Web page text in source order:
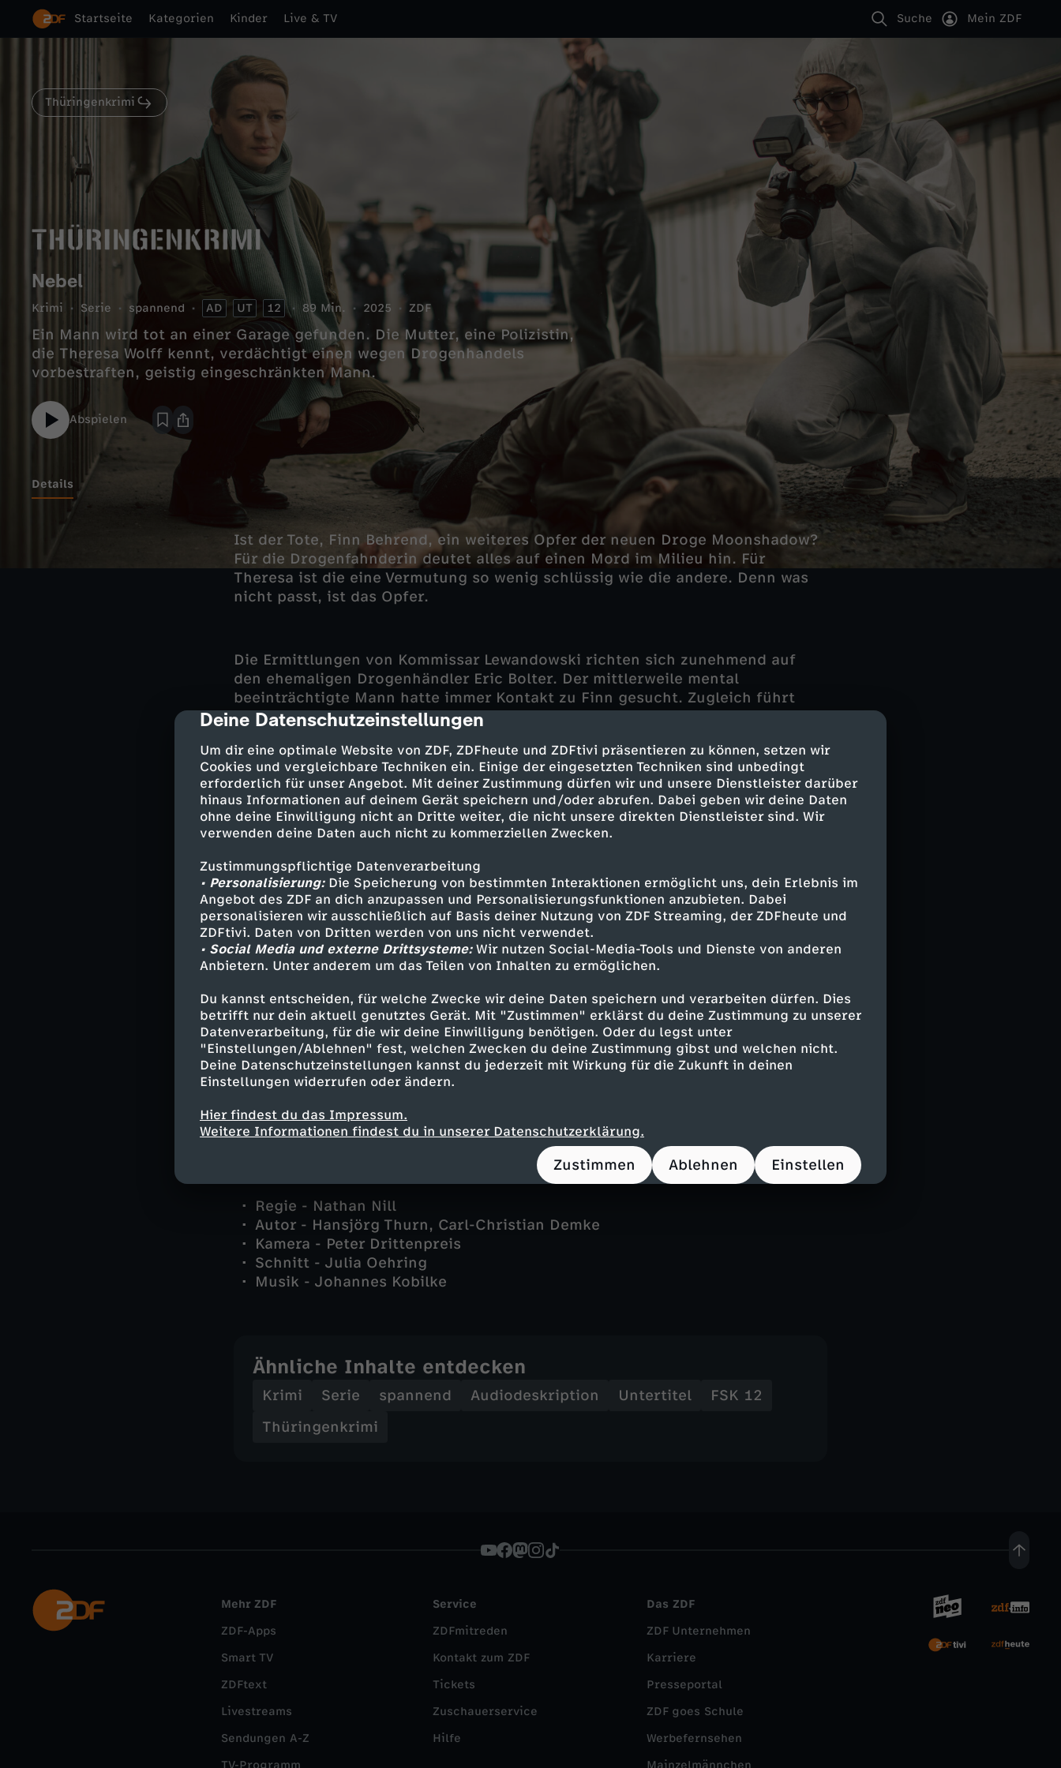
cmp-dialog-description
Deine Datenschutzeinstellungen
Um dir eine optimale Website von ZDF, ZDFheute und ZDFtivi präsentieren zu können, setzen wir
Cookies und vergleichbare Techniken ein. Einige der eingesetzten Techniken sind unbedingt
erforderlich für unser Angebot. Mit deiner Zustimmung dürfen wir und unsere Dienstleister darüber
hinaus Informationen auf deinem Gerät speichern und/oder abrufen. Dabei geben wir deine Daten
ohne deine Einwilligung nicht an Dritte weiter, die nicht unsere direkten Dienstleister sind. Wir
verwenden deine Daten auch nicht zu kommerziellen Zwecken.
Zustimmungspflichtige Datenverarbeitung
• Personalisierung:Die Speicherung von bestimmten Interaktionen ermöglicht uns, dein Erlebnis im
Angebot des ZDF an dich anzupassen und Personalisierungsfunktionen anzubieten. Dabei
personalisieren wir ausschließlich auf Basis deiner Nutzung von ZDF Streaming, der ZDFheute und
ZDFtivi. Daten von Dritten werden von uns nicht verwendet.
• Social Media und externe Drittsysteme:Wir nutzen Social-Media-Tools und Dienste von anderen
Anbietern. Unter anderem um das Teilen von Inhalten zu ermöglichen.
Du kannst entscheiden, für welche Zwecke wir deine Daten speichern und verarbeiten dürfen. Dies
betrifft nur dein aktuell genutztes Gerät. Mit "Zustimmen" erklärst du deine Zustimmung zu unserer
Datenverarbeitung, für die wir deine Einwilligung benötigen. Oder du legst unter
"Einstellungen/Ablehnen" fest, welchen Zwecken du deine Zustimmung gibst und welchen nicht.
Deine Datenschutzeinstellungen kannst du jederzeit mit Wirkung für die Zukunft in deinen
Einstellungen widerrufen oder ändern.
Hier findest du das Impressum.
Weitere Informationen findest du in unserer Datenschutzerklärung.
Zustimmen Ablehnen Einstellen
Startseite Kategorien Kinder Live & TV Suche Mein ZDF
Thüringenkrimi
Nebel
Krimi Serie spannend AD UT 12 89 Min. 2025 ZDF
Ein Mann wird tot an einer Garage gefunden. Die Mutter, eine Polizistin,
die Theresa Wolff kennt, verdächtigt einen wegen Drogenhandels
vorbestraften, geistig eingeschränkten Mann.
Abspielen
Details
Ist der Tote, Finn Behrend, ein weiteres Opfer der neuen Droge Moonshadow?
Für die Drogenfahnderin deutet alles auf einen Mord im Milieu hin. Für
Theresa ist die eine Vermutung so wenig schlüssig wie die andere. Denn was
nicht passt, ist das Opfer.
Die Ermittlungen von Kommissar Lewandowski richten sich zunehmend auf
den ehemaligen Drogenhändler Eric Bolter. Der mittlerweile mental
beeinträchtigte Mann hatte immer Kontakt zu Finn gesucht. Zugleich führt
Jost, ehemals Praktikant bei Theresa und inzwischen Doktorand unter ihrer
welche Gefahr er sich und Theresa damit bringt.
Darsteller
Dr. Theresa Wolff - Nina Gummich
Bruno Lewandowski - Aurel Manthei
Bernhard Zeidler - Peter Schneider
Ceyhan Topal - Sahin Eryilmaz
Maria - Anouk Elias
Jost Breitling - Anton Giuseppe Arnold
Eric Bolter - Henning Flüsloh
Janine Behrend - Angelina Häntsch
Nele Rudolph - Lilia Herrmann
Finn Behrend - Philip Günsch
Rike Nader - Valerie Neuenfels
Piet Tramper - Anton Dreger
Frau Rönneper - Elisabeth Heckel
Regie - Nathan Nill
Autor - Hansjörg Thurn, Carl-Christian Demke
Kamera - Peter Drittenpreis
Schnitt - Julia Oehring
Musik - Johannes Kobilke
Ähnliche Inhalte entdecken
Krimi Serie spannend Audiodeskription Untertitel
FSK 12
Thüringenkrimi
Mehr ZDF
ZDF-Apps
Smart TV
ZDFtext
Livestreams
Sendungen A-Z
TV-Programm
Service
ZDFmitreden
Kontakt zum ZDF
Tickets
Zuschauerservice
Hilfe
Das ZDF
ZDF Unternehmen
Karriere
Presseportal
ZDF goes Schule
Werbefernsehen
Mainzelmännchen